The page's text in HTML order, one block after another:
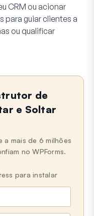
CRM ou acionar
para guiar clientes a
ou qualificar
de
e Soltar
a mais de 6 milhões
no WPForms.
para instalar